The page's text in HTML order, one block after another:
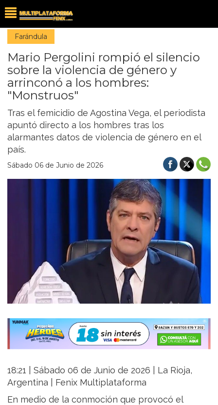
Farándula
Mario Pergolini rompió el silencio
sobre la violencia de género y
arrinconó a los hombres:
"Monstruos"
Tras el femicidio de Agostina Vega, el periodista
apuntó directo a los hombres tras los
alarmantes datos de violencia de género en el
país.
Sábado 06 de Junio de 2026
18:21 | Sábado 06 de Junio de 2026 | La Rioja,
Argentina | Fenix Multiplataforma
En medio de la conmoción que provocó el